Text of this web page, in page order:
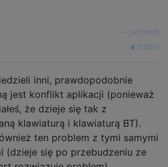
jschmidt
źródło
inni, prawdopodobnie
jest konflikt aplikacji (ponieważ
że dzieje się tak z
klawiaturą i klawiaturą BT).
ten problem z tymi samymi
(dzieje się po przebudzeniu ze